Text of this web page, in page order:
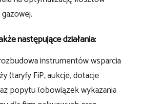
następujące działania:
instrumentów wsparcia
(taryfy FiP, aukcje, dotacje
popytu (obowiązek wykazania